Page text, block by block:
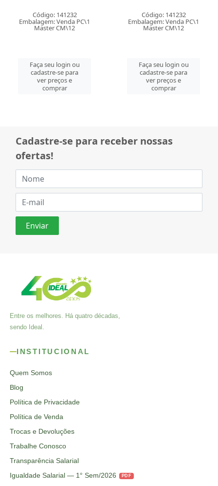
Código: 141232
Embalagem: Venda PC\1
Master CM\12
Faça seu login ou
cadastre-se para
ver preços e
comprar
Código: 141232
Embalagem: Venda PC\1
Master CM\12
Faça seu login ou
cadastre-se para
ver preços e
comprar
Cadastre-se para receber nossas
ofertas!
Entre os melhores. Há quatro décadas,
sendo Ideal.
INSTITUCIONAL
Quem Somos
Blog
Política de Privacidade
Política de Venda
Trocas e Devoluções
Trabalhe Conosco
Transparência Salarial
Igualdade Salarial — 1° Sem/2026
PDF